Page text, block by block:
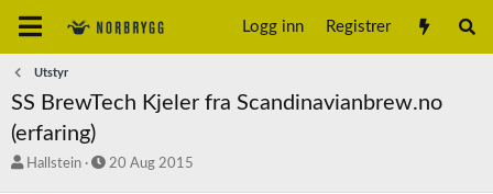
Logg inn Registrer
Utstyr
SS BrewTech Kjeler fra Scandinavianbrew.no
(erfaring)
T
Hallstein
S
20 Aug 2015